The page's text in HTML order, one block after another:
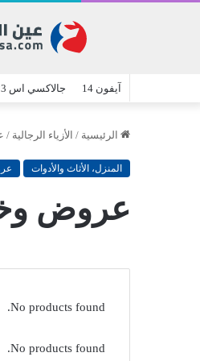
آيفون 14 جالاكسي اس 23
الرئيسية / الأزياء الرجالية /
المنزل، الأثاث والأدوات
عروض
No products found.
No products found.